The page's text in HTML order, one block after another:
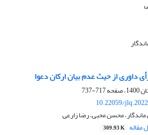
داوری از حیث عدم بیان ارکان دعوا
717-737
10.22059/
محسن محبی، رضا زارعی
مقاله 309.93 K